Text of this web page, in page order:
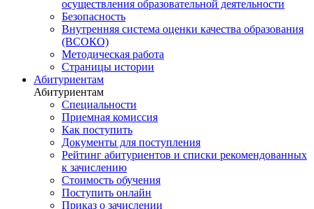
осуществления образовательной деятельности
Безопасность
Внутренняя система оценки качества образования
(ВСОКО)
Методическая работа
Страницы истории
Абитуриентам
Абитуриентам
Специальности
Приемная комиссия
Как поступить
Документы для поступления
Рейтинг абитуриентов и списки рекомендованных
к зачислению
Стоимость обучения
Поступить онлайн
Приказ о зачислении